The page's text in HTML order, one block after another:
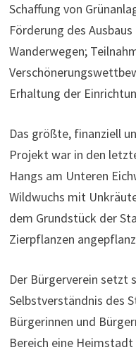
Schaffung von
Förderung des
Wanderwegen;
Erhaltung der
Das größte, finanziell
Projekt war in den
Hangs am Unteren
Wildwuchs mit
dem Grundstück der
Zierpflanzen
Der Bürgerverein setzt
Selbstverständnis des
Bürgerinnen und
Bereich eine